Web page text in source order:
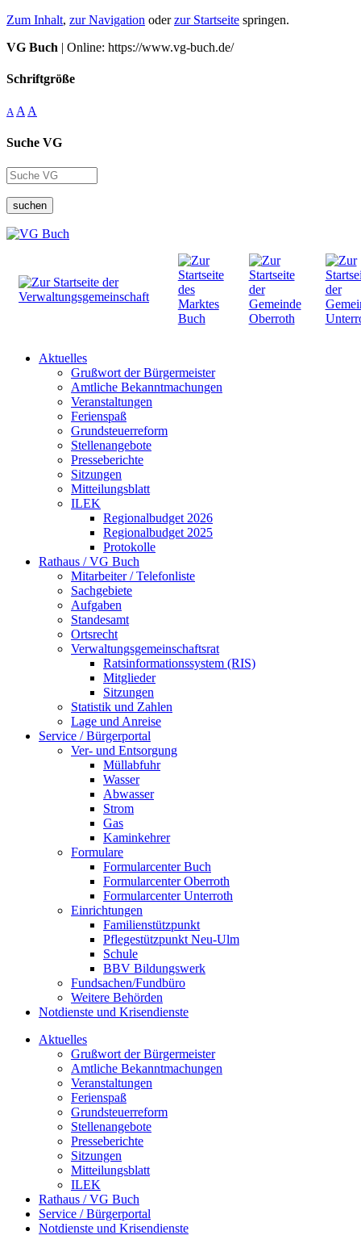
Zum Inhalt, zur Navigation oderzur Startseite springen.
VG Buch | Online: https://www.vg-buch.de/
Schriftgröße
A A A
Suche VG
suchen
Aktuelles
Grußwort der Bürgermeister
Amtliche Bekanntmachungen
Veranstaltungen
Ferienspaß
Grundsteuerreform
Stellenangebote
Presseberichte
Sitzungen
Mitteilungsblatt
ILEK
Regionalbudget 2026
Regionalbudget 2025
Protokolle
Rathaus / VG Buch
Mitarbeiter / Telefonliste
Sachgebiete
Aufgaben
Standesamt
Ortsrecht
Verwaltungsgemeinschaftsrat
Ratsinformationssystem (RIS)
Mitglieder
Sitzungen
Statistik und Zahlen
Lage und Anreise
Service / Bürgerportal
Ver- und Entsorgung
Müllabfuhr
Wasser
Abwasser
Strom
Gas
Kaminkehrer
Formulare
Formularcenter Buch
Formularcenter Oberroth
Formularcenter Unterroth
Einrichtungen
Familienstützpunkt
Pflegestützpunkt Neu-Ulm
Schule
BBV Bildungswerk
Fundsachen/Fundbüro
Weitere Behörden
Notdienste und Krisendienste
Aktuelles
Grußwort der Bürgermeister
Amtliche Bekanntmachungen
Veranstaltungen
Ferienspaß
Grundsteuerreform
Stellenangebote
Presseberichte
Sitzungen
Mitteilungsblatt
ILEK
Rathaus / VG Buch
Service / Bürgerportal
Notdienste und Krisendienste